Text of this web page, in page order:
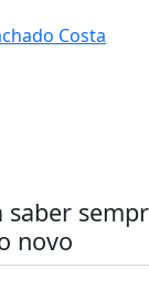
Costa
saber
novo